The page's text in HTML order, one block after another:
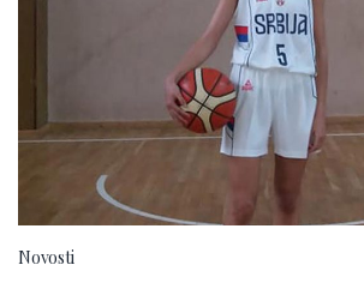
Novosti